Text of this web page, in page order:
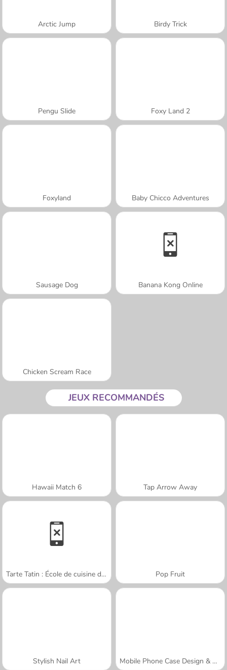
Arctic Jump Birdy Trick
Pengu Slide Foxy Land 2
Foxyland Baby Chicco Adventures
Sausage Dog Banana Kong Online
Chicken Scream Race
JEUX RECOMMANDÉS
Hawaii Match 6 Tap Arrow Away
Tarte Tatin : École de cuisine de Sara Pop Fruit
Stylish Nail Art Mobile Phone Case Design & DIY